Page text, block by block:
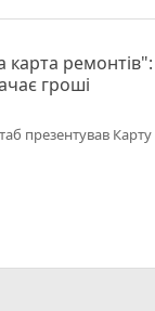
карта
гроші
презентував